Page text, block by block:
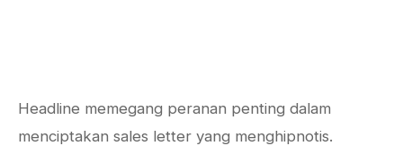
Headline memegang peranan penting dalam
menciptakan sales letter yang menghipnotis.